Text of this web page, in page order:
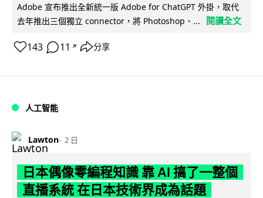
Adobe 宣布推出全新統一版 Adobe for ChatGPT 外掛，取代
去年推出三個獨立 connector，將 Photoshop、...
閱讀全文
143 11 ↗ 分享
人工智能
Lawton 2 日
日本偶像零編程知識 靠 AI 搞了一整個
直播系統 在日本技術界成為話題